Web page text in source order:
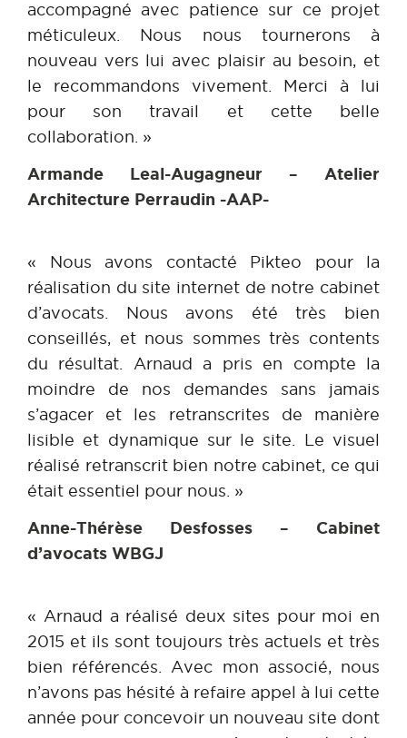
accompagné avec patience sur ce projet
méticuleux. Nous nous tournerons à
nouveau vers lui avec plaisir au besoin, et
le recommandons vivement. Merci à lui
pour son travail et cette belle
collaboration. »
Armande Leal-Augagneur – Atelier
Architecture Perraudin -AAP-
« Nous avons contacté Pikteo pour la
réalisation du site internet de notre cabinet
d’avocats. Nous avons été très bien
conseillés, et nous sommes très contents
du résultat. Arnaud a pris en compte la
moindre de nos demandes sans jamais
s’agacer et les retranscrites de manière
lisible et dynamique sur le site. Le visuel
réalisé retranscrit bien notre cabinet, ce qui
était essentiel pour nous. »
Anne-Thérèse Desfosses – Cabinet
d’avocats WBGJ
« Arnaud a réalisé deux sites pour moi en
2015 et ils sont toujours très actuels et très
bien référencés. Avec mon associé, nous
n’avons pas hésité à refaire appel à lui cette
année pour concevoir un nouveau site dont